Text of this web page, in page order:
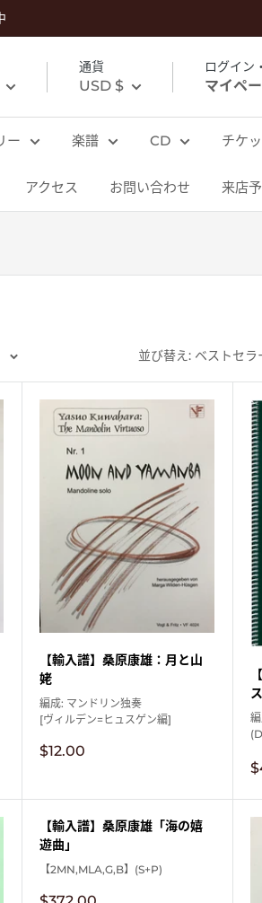
通貨
USD $
ログイン
マイペ
ー 楽譜 CD チケ
アクセス お問い合わせ 来店
並び替え: ベストセラ
【輸入譜】桑原康雄：月と山
姥
編成: マンドリン独奏
[ヴィルデン=ヒュスゲン編]
販
$12.00
ス
【輸入譜】桑原康雄「海の嬉
遊曲」
【2MN,MLA,G,B】(S+P)